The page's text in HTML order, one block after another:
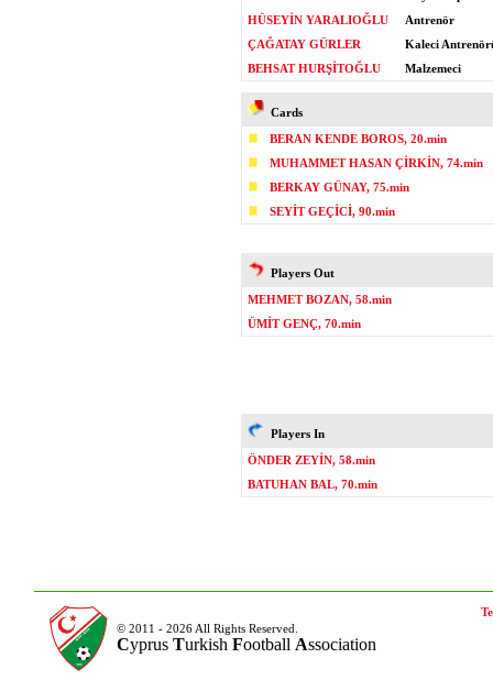
HÜSEYİN YARALIOĞLU
Antrenör
ÇAĞATAY GÜRLER
Kaleci
BEHSAT HURŞİTOĞLU
Malzemeci
Cards
BERAN KENDE BOROS, 20.min
MUHAMMET HASAN ÇİRKİN, 74.min
BERKAY GÜNAY, 75.min
SEYİT GEÇİCİ, 90.min
Players Out
MEHMET BOZAN, 58.min
ÜMİT GENÇ, 70.min
Players In
ÖNDER ZEYİN, 58.min
BATUHAN BAL, 70.min
© 2011 - 2026 All Rights Reserved.
Cyprus Turkish Football Association